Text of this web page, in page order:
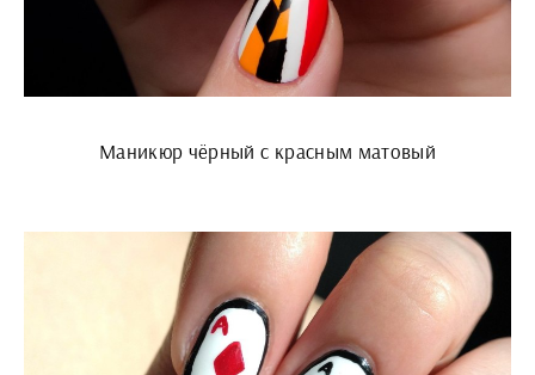
Маникюр чёрный с красным матовый